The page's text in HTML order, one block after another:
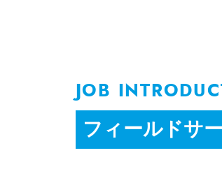
ト
各職
主な
JOB
フィールドサ